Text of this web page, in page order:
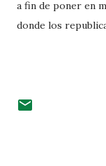
a fin de poner en
donde los